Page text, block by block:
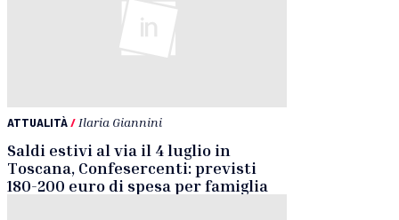
ATTUALITÀ/ Ilaria Giannini
Saldi estivi al via il 4 luglio in
Toscana, Confesercenti: previsti
180-200 euro di spesa per famiglia